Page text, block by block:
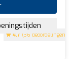
4.7 (36 beoordelingen)